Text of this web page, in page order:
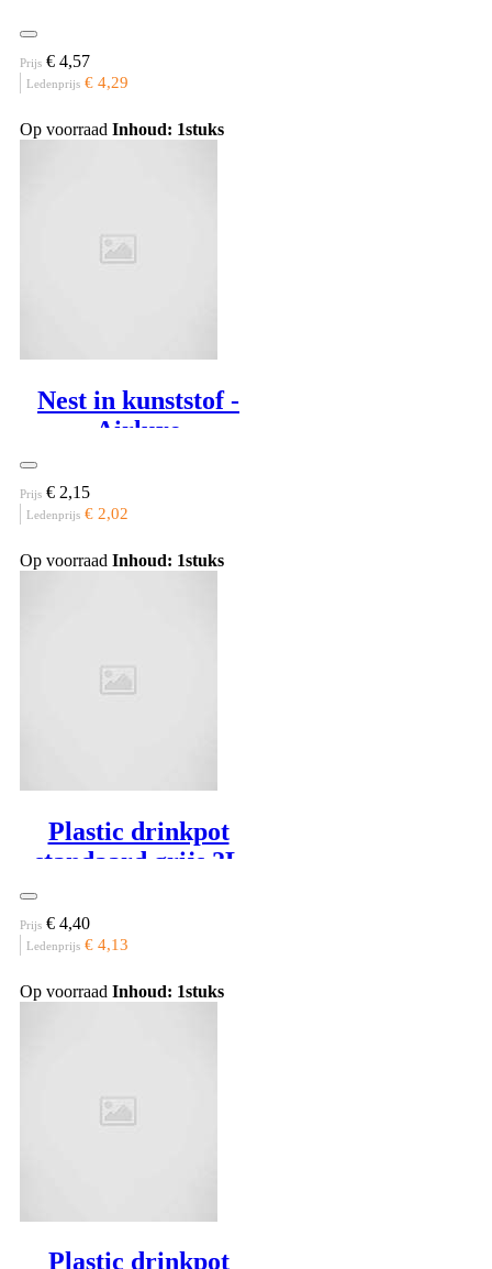
Prijs € 4,57
Ledenprijs € 4,29
Op voorraad Inhoud: 1stuks
Nest in kunststof -
Airluxe
Prijs € 2,15
Ledenprijs € 2,02
Op voorraad Inhoud: 1stuks
Plastic drinkpot
standaard grijs 2L
Prijs € 4,40
Ledenprijs € 4,13
Op voorraad Inhoud: 1stuks
Plastic drinkpot